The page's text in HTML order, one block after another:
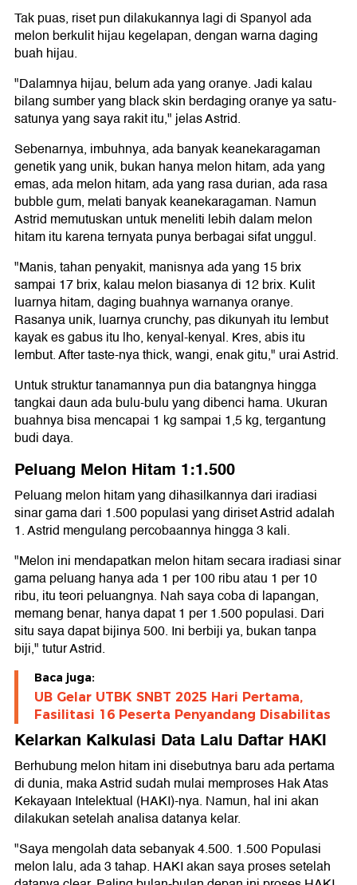
Tak puas, riset pun dilakukannya lagi di Spanyol ada
melon berkulit hijau kegelapan, dengan warna daging
buah hijau.
"Dalamnya hijau, belum ada yang oranye. Jadi kalau
bilang sumber yang black skin berdaging oranye ya satu-
satunya yang saya rakit itu," jelas Astrid.
Sebenarnya, imbuhnya, ada banyak keanekaragaman
genetik yang unik, bukan hanya melon hitam, ada yang
emas, ada melon hitam, ada yang rasa durian, ada rasa
bubble gum, melati banyak keanekaragaman. Namun
Astrid memutuskan untuk meneliti lebih dalam melon
hitam itu karena ternyata punya berbagai sifat unggul.
"Manis, tahan penyakit, manisnya ada yang 15 brix
sampai 17 brix, kalau melon biasanya di 12 brix. Kulit
luarnya hitam, daging buahnya warnanya oranye.
Rasanya unik, luarnya crunchy, pas dikunyah itu lembut
kayak es gabus itu lho, kenyal-kenyal. Kres, abis itu
lembut. After taste-nya thick, wangi, enak gitu," urai Astrid.
Untuk struktur tanamannya pun dia batangnya hingga
tangkai daun ada bulu-bulu yang dibenci hama. Ukuran
buahnya bisa mencapai 1 kg sampai 1,5 kg, tergantung
budi daya.
Peluang Melon Hitam 1:1.500
Peluang melon hitam yang dihasilkannya dari iradiasi
sinar gama dari 1.500 populasi yang diriset Astrid adalah
1. Astrid mengulang percobaannya hingga 3 kali.
"Melon ini mendapatkan melon hitam secara iradiasi sinar
gama peluang hanya ada 1 per 100 ribu atau 1 per 10
ribu, itu teori peluangnya. Nah saya coba di lapangan,
memang benar, hanya dapat 1 per 1.500 populasi. Dari
situ saya dapat bijinya 500. Ini berbiji ya, bukan tanpa
biji," tutur Astrid.
Baca juga:
UB Gelar UTBK SNBT 2025 Hari Pertama,
Fasilitasi 16 Peserta Penyandang Disabilitas
Kelarkan Kalkulasi Data Lalu Daftar HAKI
Berhubung melon hitam ini disebutnya baru ada pertama
di dunia, maka Astrid sudah mulai memproses Hak Atas
Kekayaan Intelektual (HAKI)-nya. Namun, hal ini akan
dilakukan setelah analisa datanya kelar.
"Saya mengolah data sebanyak 4.500. 1.500 Populasi
melon lalu, ada 3 tahap. HAKI akan saya proses setelah